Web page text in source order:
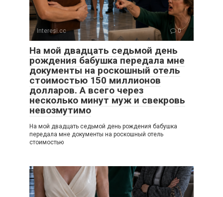
Interesi.cc 0
На мой двадцать седьмой день
рождения бабушка передала мне
документы на роскошный отель
стоимостью 150 миллионов
долларов. А всего через
несколько минут муж и свекровь
невозмутимо
На мой двадцать седьмой день рождения бабушка
передала мне документы на роскошный отель
стоимостью